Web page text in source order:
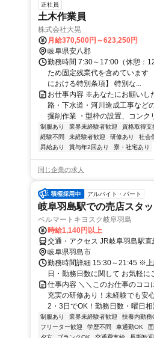
正社員
土木作業員
株式会社大晃
月給370,500円～623,250円
岐阜県安八郡
勤務時間 7:30～17:00（休憩：
ため固定残業代を含めています
における特別条項】 特別な...
お仕事内容 ※あなたにお願いし
路・下水道・河川造成工事など
掘削作業 ・型枠の設置、コンク
制服あり 業界未経験者歓迎 資格取得支
経験不問
未経験者歓迎 研修あり 社会
昇給あり
賞与年2回あり 寮・社宅あり
同じ企業の求人
アルバイト・パート
岐阜羽島駅での売店スタ
ベルマートキヨスク岐阜羽島
時給1,140円以上
交通・アクセス JR岐阜羽島駅直
岐阜県羽島市
勤務時間詳細 15:30～21:45 ※
日・勤務日数に関して お気軽に
仕事内容 ＼＼このお仕事のコ
充実の研修あり！未経験でも
2・3日でOK！勤務日数・曜日
制服あり 業界未経験者歓迎 扶養内勤務
フリーター歓迎
学歴不問 車通勤OK